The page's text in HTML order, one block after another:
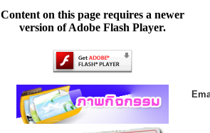
Content on this page requires a newer
version of Adobe Flash Player.